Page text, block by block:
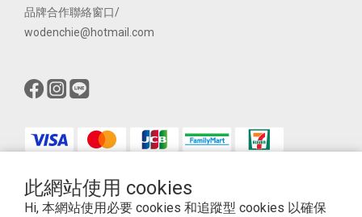
此網站使用 cookies
Hi, 本網站使用必要 cookies 和追蹤型 cookies 以確保
品牌合作聯絡窗口/
wodenchie@hotmail.com
$ TWD 繁體中文